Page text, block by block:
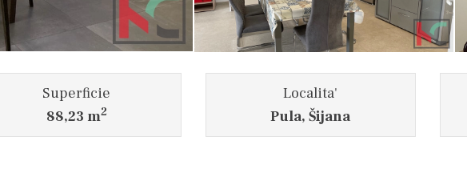
Superficie
88,23 m2
Localita'
Pula, Šijana